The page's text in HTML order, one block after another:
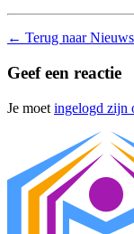
← Terug naar
Geef een reactie
Je moet ingelogd zijn